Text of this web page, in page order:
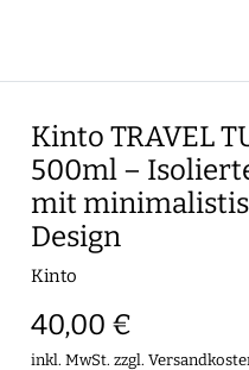
Kinto TRAVEL
500ml –
mit
Design
Kinto
40,00 €
inkl. MwSt. zzgl.